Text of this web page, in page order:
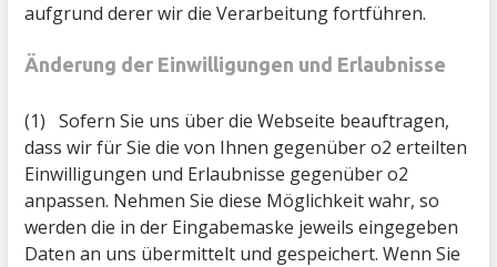
aufgrund derer wir die Verarbeitung fortführen.
Änderung der Einwilligungen und Erlaubnisse
(1) Sofern Sie uns über die Webseite beauftragen,
dass wir für Sie die von Ihnen gegenüber o2 erteilten
Einwilligungen und Erlaubnisse gegenüber o2
anpassen. Nehmen Sie diese Möglichkeit wahr, so
werden die in der Eingabemaske jeweils eingegeben
Daten an uns übermittelt und gespeichert. Wenn Sie